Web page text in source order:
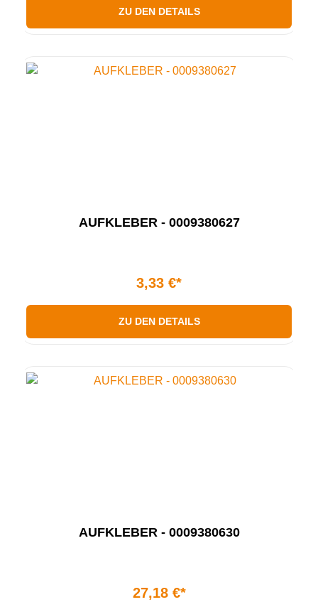
ZU DEN DETAILS
AUFKLEBER - 0009380627
3,33 €*
ZU DEN DETAILS
AUFKLEBER - 0009380630
27,18 €*